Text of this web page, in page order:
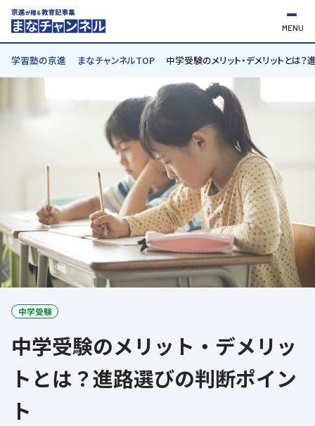
MENU
学習塾の京進 まなチャンネルTOP 中学受験のメリット・デメリットとは
中学受験
中学受験のメリット・デメリッ
トとは？進路選びの判断ポイン
ト